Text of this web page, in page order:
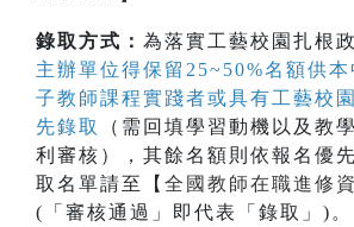
錄取方式： 為落實工藝校園扎根
主辦單位得保留25~50%名額供
子教師課程實踐者或具有工藝校
先錄取
（需回填學習動機以及教
利審核），其餘名額則依報名優
取名單請至【 全國教師在職進修
(「審核通過」即代表「錄取」)